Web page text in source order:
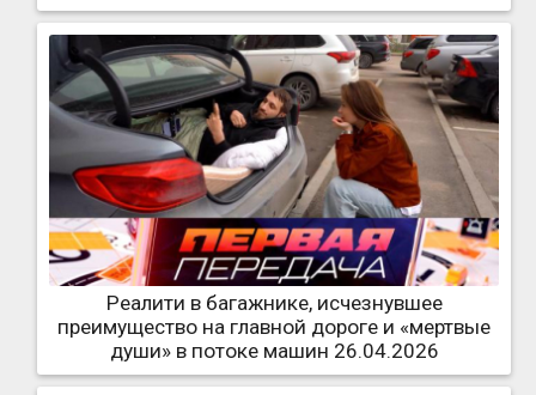
Реалити в багажнике, исчезнувшее
преимущество на главной дороге и «мертвые
души» в потоке машин 26.04.2026